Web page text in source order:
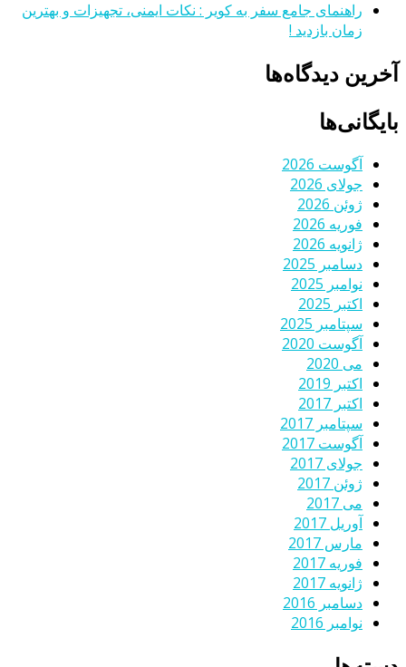
راهنمای جامع سفر به کویر : نکات ایمنی، تجهیزات و بهترین
زمان بازدید !
آخرین دیدگاه‌ها
بایگانی‌ها
آگوست 2026
جولای 2026
ژوئن 2026
فوریه 2026
ژانویه 2026
دسامبر 2025
نوامبر 2025
اکتبر 2025
سپتامبر 2025
آگوست 2020
می 2020
اکتبر 2019
اکتبر 2017
سپتامبر 2017
آگوست 2017
جولای 2017
ژوئن 2017
می 2017
آوریل 2017
مارس 2017
فوریه 2017
ژانویه 2017
دسامبر 2016
نوامبر 2016